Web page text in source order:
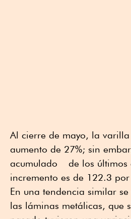
Al cierre de mayo, la
aumento de 27%; sin
acumulado de los últimos
incremento es de 122.3
En una tendencia similar
las láminas metálicas, que